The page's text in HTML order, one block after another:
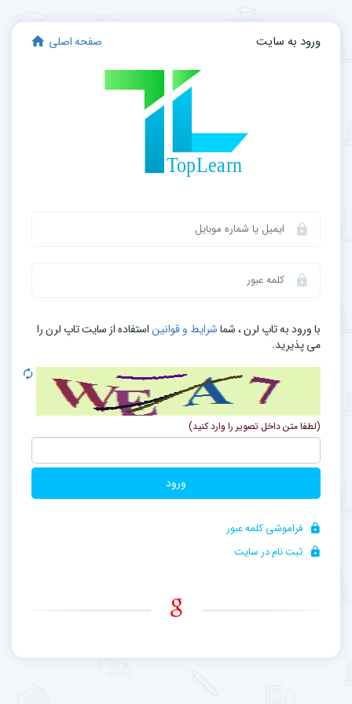
ورود به سایت صفحه اصلی
با ورود به تاپ لرن ، شماشرایط و قوانیناستفاده از سایت تاپ لرن را
می‌ پذیرید.
(لطفا متن داخل تصویر را وارد کنید)
ورود
فراموشی کلمه عبور
ثبت نام در سایت